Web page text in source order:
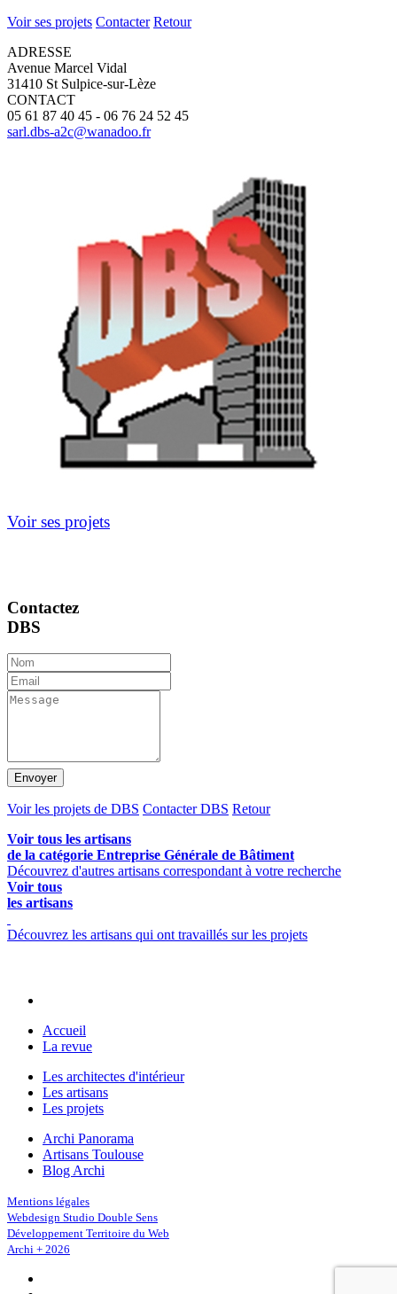
Voir ses projets Contacter Retour
ADRESSE
Avenue Marcel Vidal
31410 St Sulpice-sur-Lèze
CONTACT
05 61 87 40 45 - 06 76 24 52 45
sarl.dbs-a2c@wanadoo.fr
Voir ses projets
Contactez
DBS
Envoyer
Voir les projets de DBS Contacter DBS Retour
Voir tous les artisans
de la catégorie Entreprise Générale de Bâtiment
Découvrez d'autres artisans correspondant à votre recherche
Voir tous
les artisans
Découvrez les artisans qui ont travaillés sur les projets
Accueil
La revue
Les architectes d'intérieur
Les artisans
Les projets
Archi Panorama
Artisans Toulouse
Blog Archi
Mentions légales
Webdesign Studio Double Sens
Développement Territoire du Web
Archi + 2026